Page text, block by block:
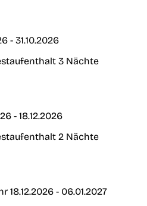
- 31.10.2026
3 Nächte
- 18.12.2026
2 Nächte
18.12.2026 - 06.01.2027